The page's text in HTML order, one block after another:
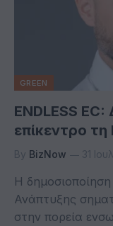
GREEN
ENDLESS
επίκεντρο
By BizNow 31
Η
Ανάπτυξης
στην πορεία